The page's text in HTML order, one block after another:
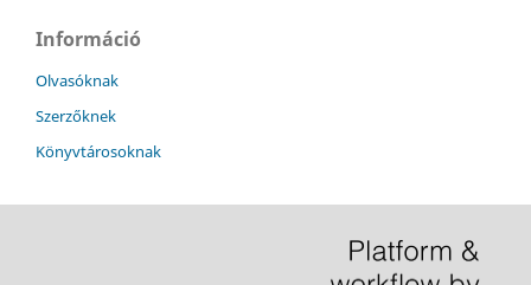
Információ
Olvasóknak
Szerzőknek
Könyvtárosoknak